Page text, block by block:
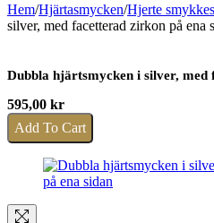
Hem/Hjärtasmycken/Hjerte
silver, med facetterad zirkon på ena
Dubbla hjärtsmycken i silver, med
595,00 kr
Add To Cart